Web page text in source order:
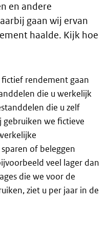
en andere
gaan wij ervan
haalde. Kijk hoe
rendement gaan
die u werkelijk
die u zelf
we fictieve
of beleggen
veel lager dan
die we voor de
ziet u per jaar in de